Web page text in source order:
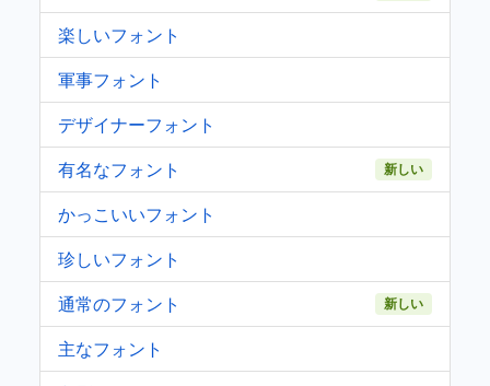
楽しいフォント
軍事フォント
デザイナーフォント
有名なフォント
新しい
かっこいいフォント
珍しいフォント
通常のフォント
新しい
主なフォント